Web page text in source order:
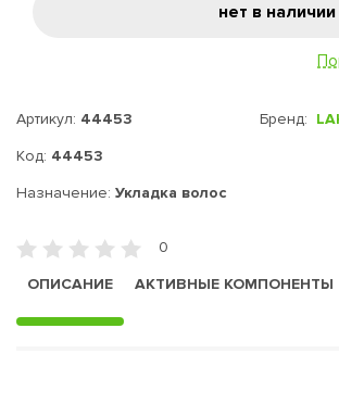
нет в наличии
Артикул: 44453
Код: 44453
Бренд:
Назначение: Укладка волос
0
ОПИСАНИЕ
АКТИВНЫЕ КОМПОНЕНТЫ